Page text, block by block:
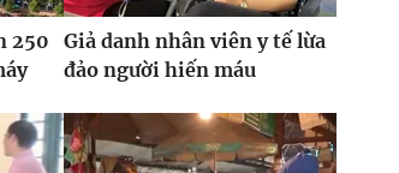
250
Giả danh nhân viên y tế lừa
đảo người hiến máu